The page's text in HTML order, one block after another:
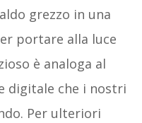
grezzo in una
portare alla luce
è analoga al
digitale che i nostri
Per ulteriori